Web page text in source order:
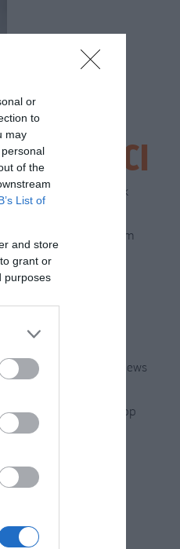
or
to
may
of the
List of
and store
grant or
purposes
SEGUICI
Facebook
Instagram
Google News
WhatsApp